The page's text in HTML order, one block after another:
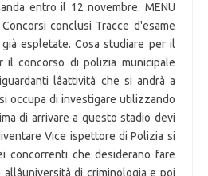
entro il 12 novembre. MENU
conclusi Tracce d'esame
espletate. Cosa studiare per il
il concorso di polizia municipale
lâattività che si andrà a
occupa di investigare utilizzando
di arrivare a questo stadio devi
Vice ispettore di Polizia si
concorrenti che desiderano fare
di criminologia e poi